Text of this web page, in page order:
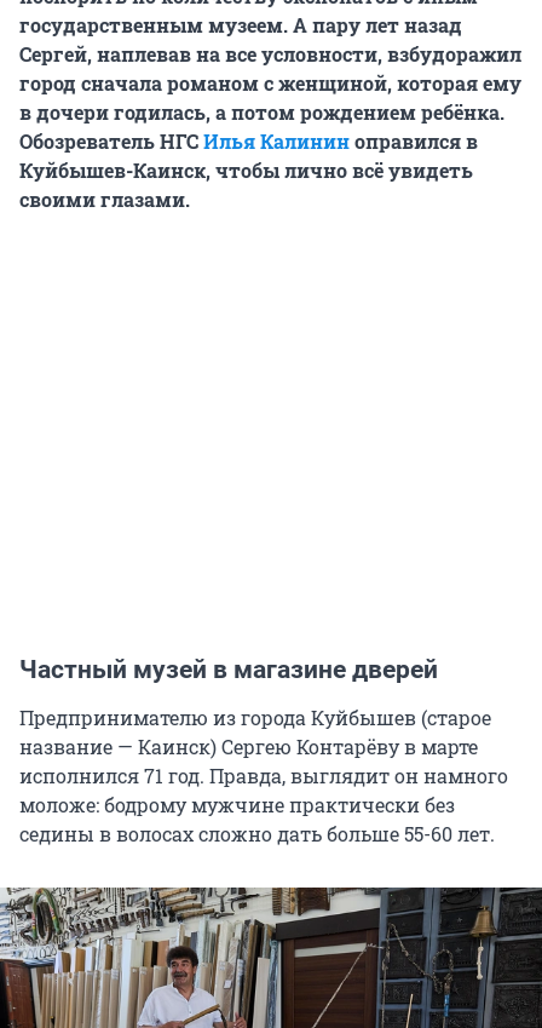
государственным музеем. А пару лет назад
Сергей, наплевав на все условности, взбудоражил
город сначала романом с женщиной, которая ему
в дочери годилась, а потом рождением ребёнка.
Обозреватель НГСИлья Калининоправился в
Куйбышев-Каинск, чтобы лично всё увидеть
своими глазами.
Частный музей в магазине дверей
Предпринимателю из города Куйбышев (старое
название — Каинск) Сергею Контарёву в марте
исполнился 71 год. Правда, выглядит он намного
моложе: бодрому мужчине практически без
седины в волосах сложно дать больше 55-60 лет.